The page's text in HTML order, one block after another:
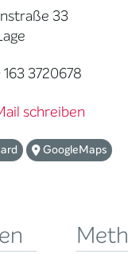
33
163 3720678
schreiben
GoogleMaps